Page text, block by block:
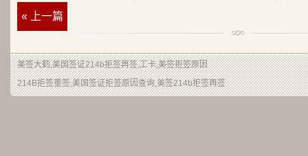
« 上一篇
美签大鹤,美国签证214b拒签再签,工卡,美签拒签原因
214B拒签重签,美国签证拒签原因查询,美签214b拒签再签